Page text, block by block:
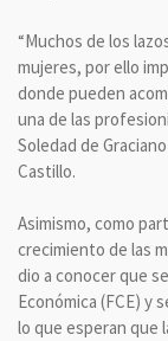
“Muchos de los
mujeres, por ello
donde pueden
una de las
Soledad de
Castillo.
Asimismo, como
crecimiento de las
dio a conocer que
Económica (FCE) y
lo que esperan que